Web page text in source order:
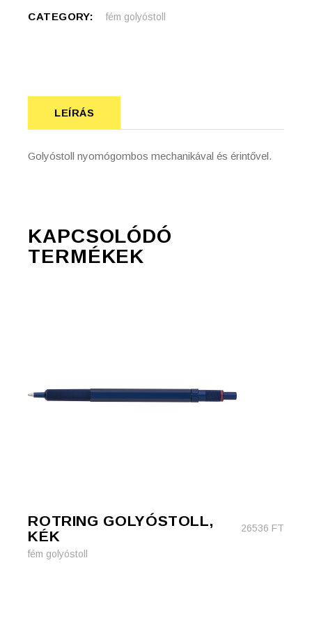
CATEGORY: fém golyóstoll
LEÍRÁS
Golyóstoll nyomógombos mechanikával és érintővel.
KAPCSOLÓDÓ
TERMÉKEK
ROTRING GOLYÓSTOLL,
KÉK
26536 FT
fém golyóstoll